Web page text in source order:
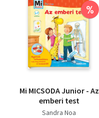
%
Mi MICSODA Junior - Az
emberi test
Sandra Noa